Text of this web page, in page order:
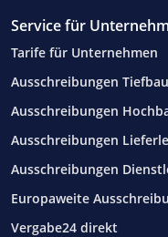
Service für
Tarife für Unternehmen
Ausschreibungen Tiefbau
Ausschreibungen
Ausschreibungen
Ausschreibungen
Europaweite
Vergabe24 direkt